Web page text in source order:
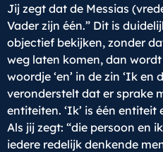
Jij zegt dat de Messias
Vader zijn één.” Dit is
objectief bekijken, zonder
weg laten komen, dan
woordje ‘en’ in de zin ‘Ik en
veronderstelt dat er sprake
entiteiten. ‘Ik’ is één entiteit
Als jij zegt: “die persoon en
iedere redelijk denkende